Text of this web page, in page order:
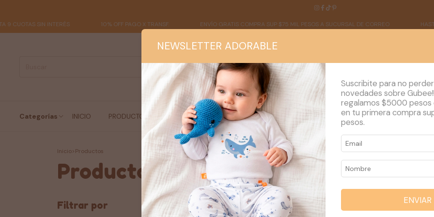
10% OFF PAGO X TRANSF. ENVÍO GRATIS COMPRA SUP $75 MIL PESOS A SUCURSAL DE CORREO HASTA 9 CUOTAS SIN INTERÉS
Categorías INICIO PRODUCTOS INFO UTIL NOSOTROS MAYORISTA
Inicio>Productos
Productos
Filtrar por
NEWSLETTER ADORABLE
Suscribite para no
novedades sobre
regalamos $5000
en tu primera compra
pesos.
ENVIAR